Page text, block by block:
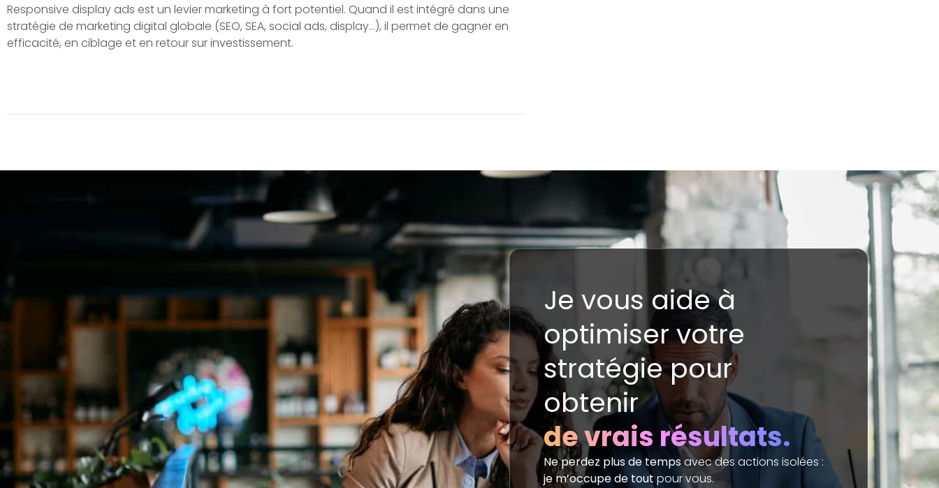
Responsive display ads est un levier marketing à fort potentiel. Quand il est intégré dans une
stratégie de marketing digital globale (SEO, SEA, social ads, display…), il permet de gagner en
efficacité, en ciblage et en retour sur investissement.
Je vous aide à
optimiser votre
stratégie pour
obtenir
de vrais résultats.
Ne perdez plus de tempsavec des actions isolées :
je m’occupe de toutpour vous.